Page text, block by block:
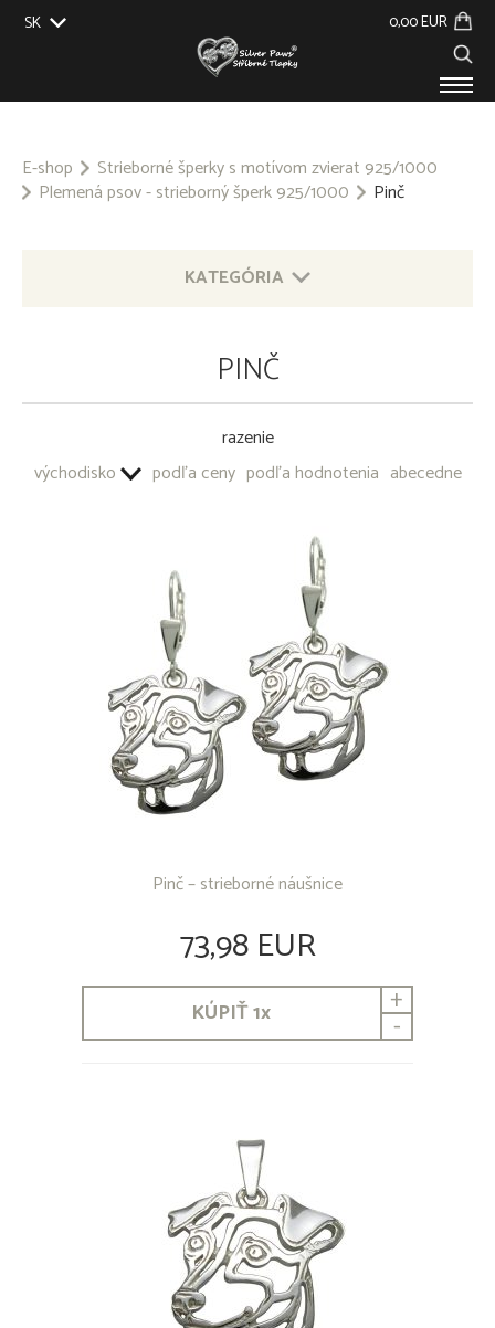
SK
0,00 EUR
O NÁS
E-shop
Strieborné šperky s motívom zvierat 925/1000
Plemená psov - strieborný šperk 925/1000
Pinč
KATEGÓRIA
PRÍVESOK NA KĽÚČE - OBECNÝ KOV
PINČ
razenie
východisko
podľa ceny podľa hodnotenia abecedne
Pinč – strieborné náušnice
73,98 EUR
KÚPIŤ1x +
-